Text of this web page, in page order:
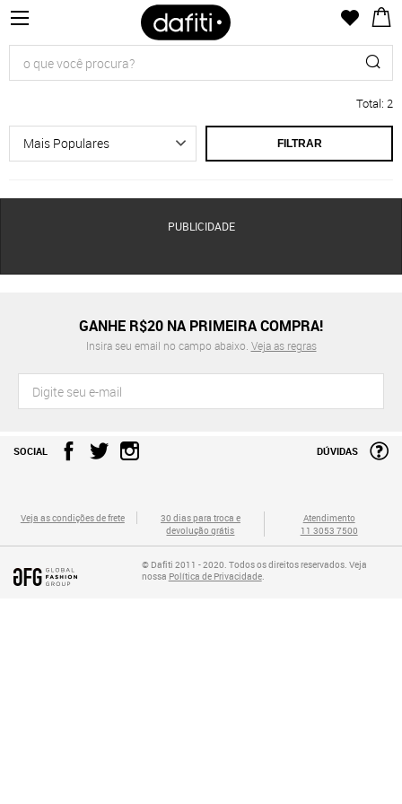
Total: 2
FILTRAR
PUBLICIDADE
GANHE R$20 NA PRIMEIRA COMPRA!
Insira seu email no campo abaixo. Veja as regras
SOCIAL DÚVIDAS
Veja as condições de frete
30 dias para troca e
devolução grátis
Atendimento
11 3053 7500
© Dafiti 2011 - 2020. Todos os direitos reservados. Veja
nossa Política de Privacidade.